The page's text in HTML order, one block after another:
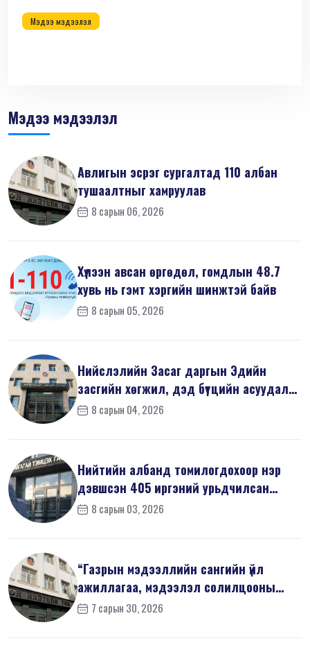
Мэдээ мэдээлэл
Мэдээ мэдээлэл
Авлигын эсрэг сургалтад 110 албан
тушаалтныг хамруулав
8 сарын 06, 2026
Хүлээн авсан өргөдөл, гомдлын 48.7
хувь нь гэмт хэргийн шинжтэй байв
8 сарын 05, 2026
Нийслэлийн Засаг даргын Эдийн
засгийн хөгжил, дэд бүтцийн асуудал
хари...
8 сарын 04, 2026
Нийтийн албанд томилогдохоор нэр
дэвшсэн 405 иргэний урьдчилсан
мэдүүл...
8 сарын 03, 2026
“Газрын мэдээллийн сангийн үйл
ажиллагаа, мэдээлэл солилцооны
журам”-...
7 сарын 30, 2026